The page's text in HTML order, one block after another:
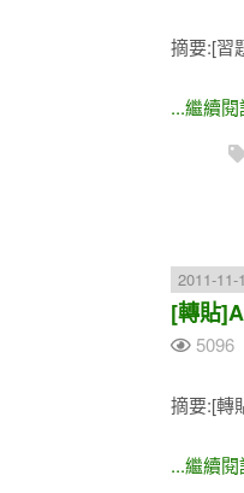
摘要:[習
...繼續閱
2011-11-
[轉貼
5096
摘要:[轉
...繼續閱